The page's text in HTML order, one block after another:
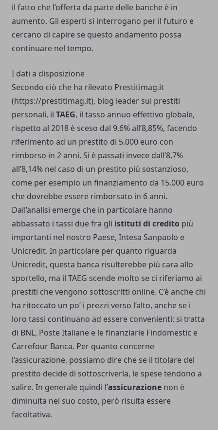
il fatto che l’offerta da parte delle banche è in
aumento. Gli esperti si interrogano per il futuro e
cercano di capire se questo andamento possa
continuare nel tempo.
I dati a disposizione
Secondo ciò che ha rilevato Prestitimag.it
(https://prestitimag.it), blog leader sui prestiti
personali, il TAEG, il tasso annuo effettivo globale,
rispetto al 2018 è sceso dal 9,6% all’8,85%, facendo
riferimento ad un prestito di 5.000 euro con
rimborso in 2 anni. Si è passati invece dall’8,7%
all’8,14% nel caso di un prestito più sostanzioso,
come per esempio un finanziamento da 15.000 euro
che dovrebbe essere rimborsato in 6 anni.
Dall’analisi emerge che in particolare hanno
abbassato i tassi due fra gli istituti di credito più
importanti nel nostro Paese, Intesa Sanpaolo e
Unicredit. In particolare per quanto riguarda
Unicredit, questa banca risulterebbe più cara allo
sportello, ma il TAEG scende molto se ci riferiamo ai
prestiti che vengono sottoscritti online. C’è anche chi
ha ritoccato un po’ i prezzi verso l’alto, anche se i
loro tassi continuano ad essere convenienti: si tratta
di BNL, Poste Italiane e le finanziarie Findomestic e
Carrefour Banca. Per quanto concerne
l’assicurazione, possiamo dire che se il titolare del
prestito decide di sottoscriverla, le spese tendono a
salire. In generale quindi l’assicurazione non è
diminuita nel suo costo, però risulta essere
facoltativa.